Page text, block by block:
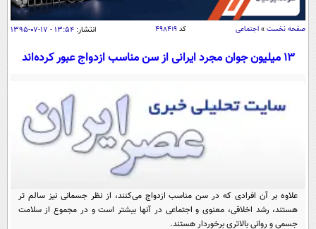
اقتصاد
اقتصادی
جامعه
حوادث
یک برش دانایی
سفر و تفریح
بین الملل
علم و دانش
علمی
اخبار کریپتو
گوناگون
صفحه نخست » اجتماعی کد۴۹۸۴۱۹ انتشار: ۱۳:۵۴ - ۱۷-۰۷-۱۳۹۵
13 میلیون جوان مجرد ایرانی از سن مناسب ازدواج عبور کرده‌اند
علاوه بر آن افرادی که در سن مناسب ازدواج می‌کنند، از نظر جسمانی نیز سالم تر
هستند، رشد اخلاقی، معنوی و اجتماعی در آنها بیشتر است و در مجموع از سلامت
جسمی و روانی بالاتری برخوردار هستند.